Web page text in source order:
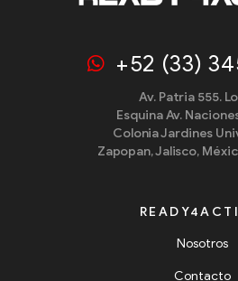
+52 (33)
Av. Patria 555.
Esquina Av.
Colonia Jardines
Zapopan, Jalisco,
Nosotros
Contacto